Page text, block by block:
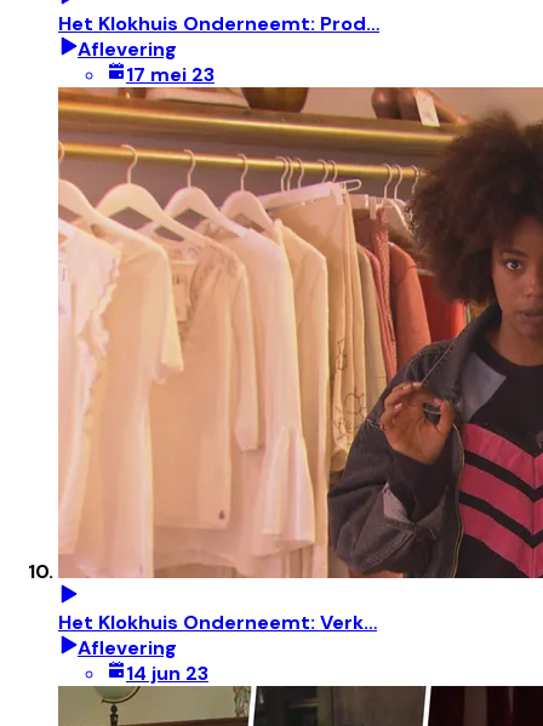
Het Klokhuis Onderneemt: Prod…
Aflevering
17 mei 23
Het Klokhuis Onderneemt: Verk…
Aflevering
14 jun 23